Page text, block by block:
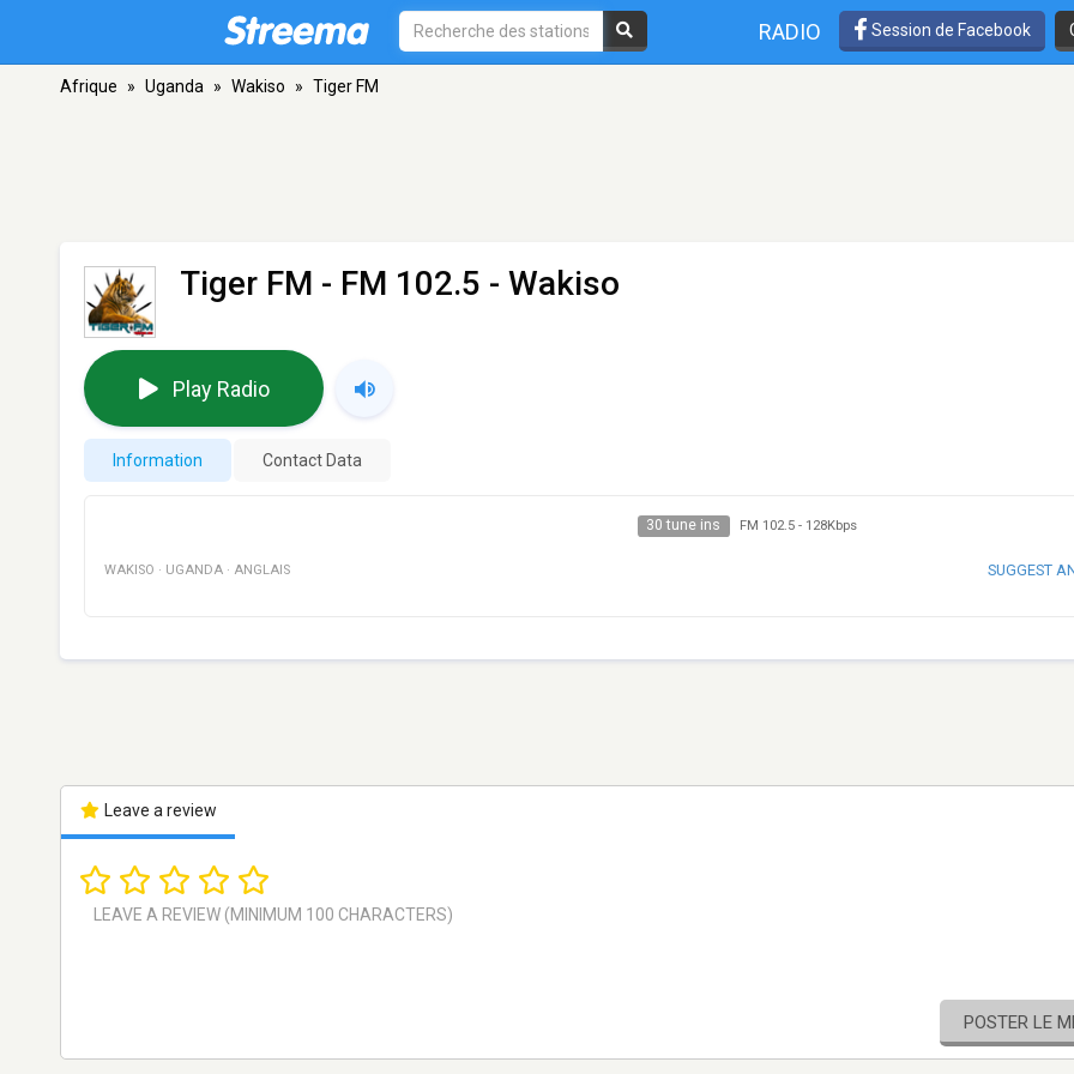
RADIO Session de Facebook
Afrique » Uganda » Wakiso » Tiger FM
Tiger FM - FM 102.5 - Wakiso
Play Radio
Information Contact Data
30 tune ins FM 102.5- 128Kbps
WAKISO · UGANDA · ANGLAIS SUGGEST
Leave a review
POSTER LE